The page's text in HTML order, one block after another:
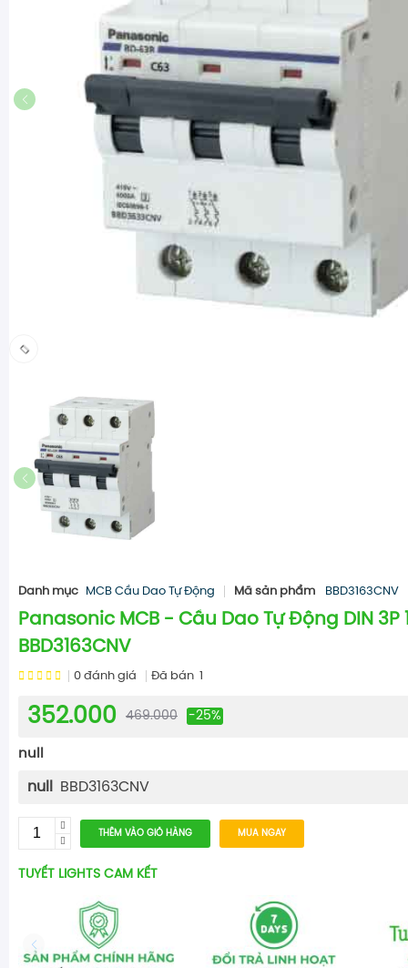
Danh mục MCB Cầu Dao Tự Động Mã sản phẩm BBD3163CNV
Panasonic MCB - Cầu Dao Tự Động DIN 3P
BBD3163CNV
0 đánh giá Đã bán 1
352.000 469.000 -25%
null
null BBD3163CNV
THÊM VÀO GIỎ HÀNG MUA NGAY
TUYẾT LIGHTS CAM KẾT